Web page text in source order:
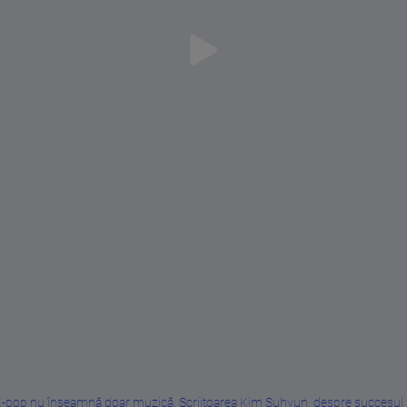
pop nu înseamnă doar muzică. Scriitoarea Kim Suhyun, despre succesul